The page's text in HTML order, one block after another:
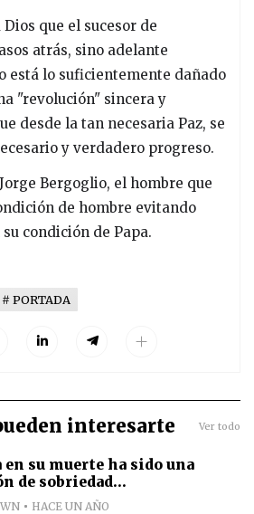
que el sucesor de
atrás, sino adelante
está lo suficientemente dañado
"revolución" sincera y
desde la tan necesaria Paz, se
y verdadero progreso.
Bergoglio, el hombre que
de hombre evitando
condición de Papa.
PORTADA
interesarte Ver todo
en su muerte ha sido una
de sobriedad...
HACE UN AÑO